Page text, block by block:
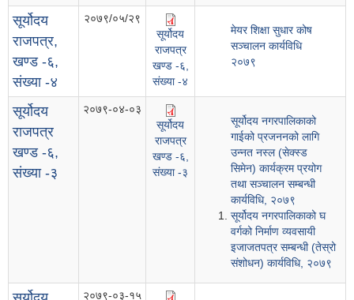
सूर्योदय
राजपत्र,
खण्ड -६,
संख्या -४
२०७९/०५/२९
सूर्योदय
राजपत्र
खण्ड -६,
संख्या -४
मेयर शिक्षा सुधार कोष
सञ्चालन कार्यविधि
२०७९
सूर्योदय
राजपत्र
खण्ड -६,
संख्या -३
२०७९-०४-०३
सूर्योदय
राजपत्र
खण्ड -६,
संख्या -३
सूर्योदय नगरपालिकाको
गाईको प्रजननको लागि
उन्नत नस्ल (सेक्स्ड
सिमेन) कार्यक्रम प्रयोग
तथा सञ्चालन सम्बन्धी
कार्यविधि, २०७९
सूर्योदय नगरपालिकाको घ
वर्गको निर्माण व्यवसायी
इजाजतपत्र सम्बन्धी (तेस्रो
संशोधन) कार्यविधि, २०७९
२०७९-०३-१५